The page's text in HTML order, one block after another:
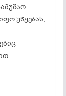
უწყებას,